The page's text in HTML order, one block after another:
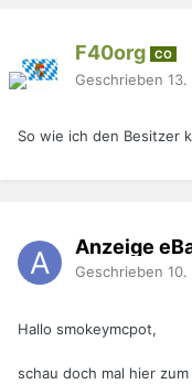
F40org CO
Geschrieben 13.
So wie ich den Besitzer
Anzeige
Geschrieben 10.
Hallo smokeymcpot,
schau doch mal hier zum